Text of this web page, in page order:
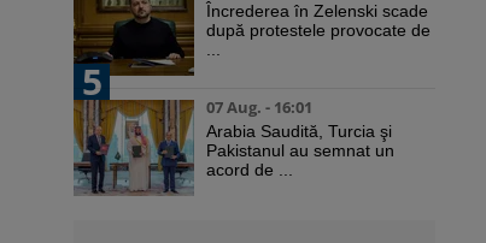
Încrederea în Zelenski scade
după protestele provocate de
5
07 Aug. - 16:01
Arabia Saudită, Turcia şi
Pakistanul au semnat un
acord de ...